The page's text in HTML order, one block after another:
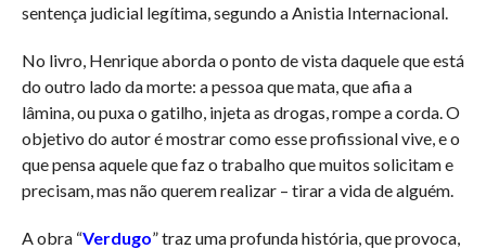
sentença judicial legítima, segundo a Anistia Internacional.
No livro, Henrique aborda o ponto de vista daquele que está
do outro lado da morte: a pessoa que mata, que afia a
lâmina, ou puxa o gatilho, injeta as drogas, rompe a corda. O
objetivo do autor é mostrar como esse profissional vive, e o
que pensa aquele que faz o trabalho que muitos solicitam e
precisam, mas não querem realizar – tirar a vida de alguém.
A obra “Verdugo” traz uma profunda história, que provoca,